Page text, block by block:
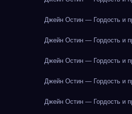
Джейн Остин — Гордость и
Джейн Остин — Гордость и
Джейн Остин — Гордость и
Джейн Остин — Гордость и
Джейн Остин — Гордость и